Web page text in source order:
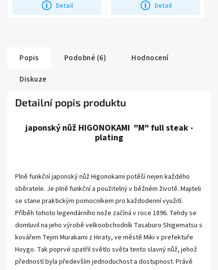
Detail Detail
Popis Podobné (6)
Hodnocení
Diskuze
Detailní popis produktu
japonský nůž HIGONOKAMI "M" full steak -
plating
Plně funkční japonský nůž Higonokami potěší nejen každého
sběratele. Je plně funkční a použitelný v běžném životě. Majiteli
se stane praktickým pomocníkem pro každodenní využití.
Příběh tohoto legendárního nože začíná v roce 1896. Tehdy se
domluvil na jeho výrobě velkoobchodník Tasaburo Shigematsu s
kovářem Tejim Murakami z Hiraty, ve městě Miki v prefektuře
Hoygo. Tak poprvé spatřil světlo světa tento slavný nůž, jehož
předností byla především jednoduchost a dostupnost. Právě